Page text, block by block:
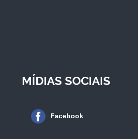
MÍDIAS SOCIAIS
Facebook